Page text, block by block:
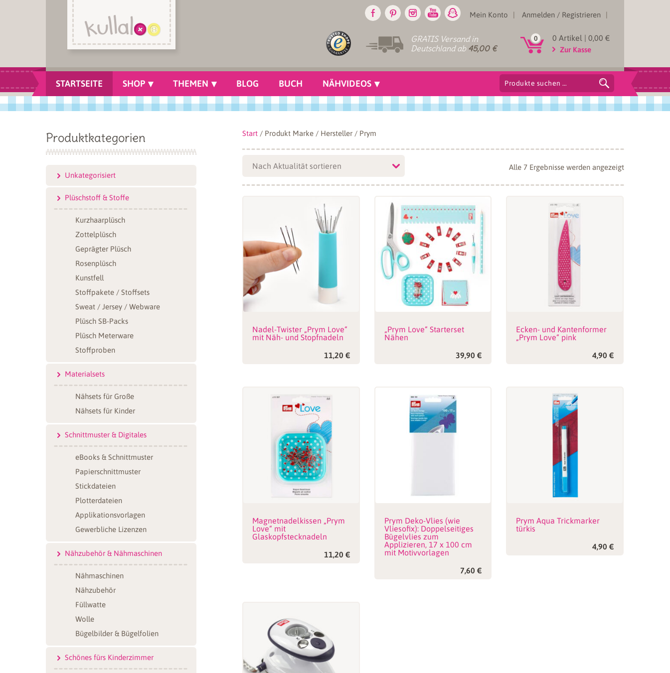
Mein Konto Anmelden / Registrieren
0 0 Artikel | 0,00 €
Zur Kasse
GRATIS Versand in
Deutschland ab 45,00 €
Suchen
nach:
STARTSEITE SHOP THEMEN BLOG BUCH NÄHVIDEOS
Start / Produkt Marke / Hersteller / Prym
Alle 7 Ergebnisse werden angezeigtNach
Nadel-Twister „Prym Love“
mit Näh- und Stopfnadeln
11,20 €
„Prym Love“ Starterset
Nähen
39,90€
Ecken- und Kantenformer
„Prym Love“ pink
4,90 €
Magnetnadelkissen „Prym
Love“ mit
Glaskopfstecknadeln
11,20 €
Prym Deko-Vlies (wie
Vliesofix): Doppelseitiges
Bügelvlies zum
Applizieren, 17 x 100 cm
mit Motivvorlagen
7,60€
Prym Aqua Trickmarker
türkis
4,90 €
Produktkategorien
Unkategorisiert
Plüschstoff & Stoffe
Kurzhaarplüsch
Zottelplüsch
Geprägter Plüsch
Rosenplüsch
Kunstfell
Stoffpakete / Stoffsets
Sweat / Jersey / Webware
Plüsch SB-Packs
Plüsch Meterware
Stoffproben
Materialsets
Nähsets für Große
Nähsets für Kinder
Schnittmuster & Digitales
eBooks & Schnittmuster
Papierschnittmuster
Stickdateien
Plotterdateien
Applikationsvorlagen
Gewerbliche Lizenzen
Nähzubehör & Nähmaschinen
Nähmaschinen
Nähzubehör
Füllwatte
Wolle
Bügelbilder & Bügelfolien
Schönes fürs Kinderzimmer